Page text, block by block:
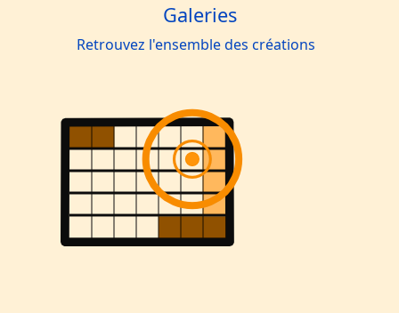
Galeries
Retrouvez l'ensemble des créations